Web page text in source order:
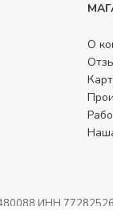
О
ИНН